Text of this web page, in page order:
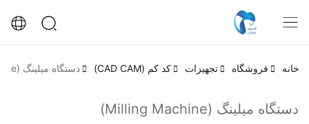
خانه فروشگاه تجهیزات کد کم (CAD CAM) دستگاه میلینگ (Milling Machine)
دستگاه میلینگ (Milling Machine)